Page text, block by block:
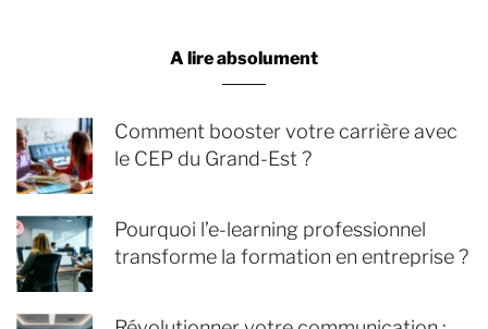
A lire absolument
Comment booster votre carrière avec
le CEP du Grand-Est ?
Pourquoi l’e-learning professionnel
transforme la formation en entreprise ?